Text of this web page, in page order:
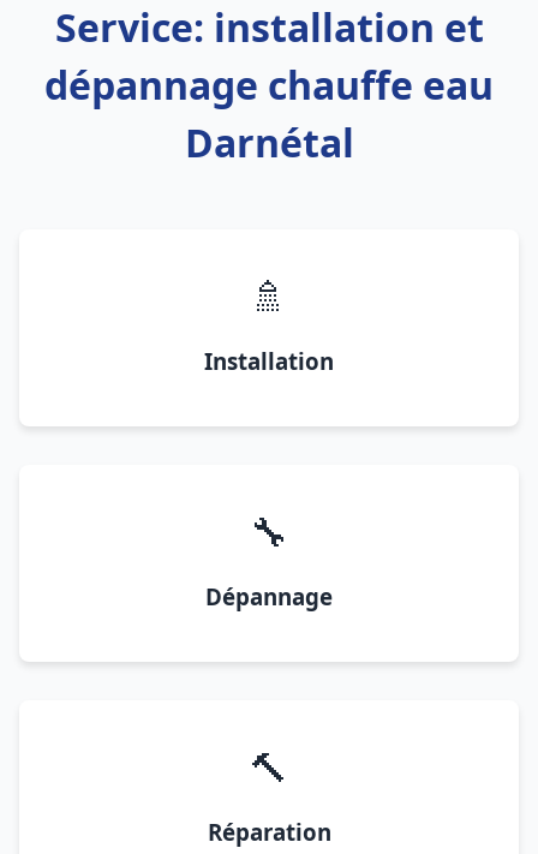
Service: installation et
dépannage chauffe eau
Darnétal
🚿
Installation
🔧
Dépannage
🔨
Réparation